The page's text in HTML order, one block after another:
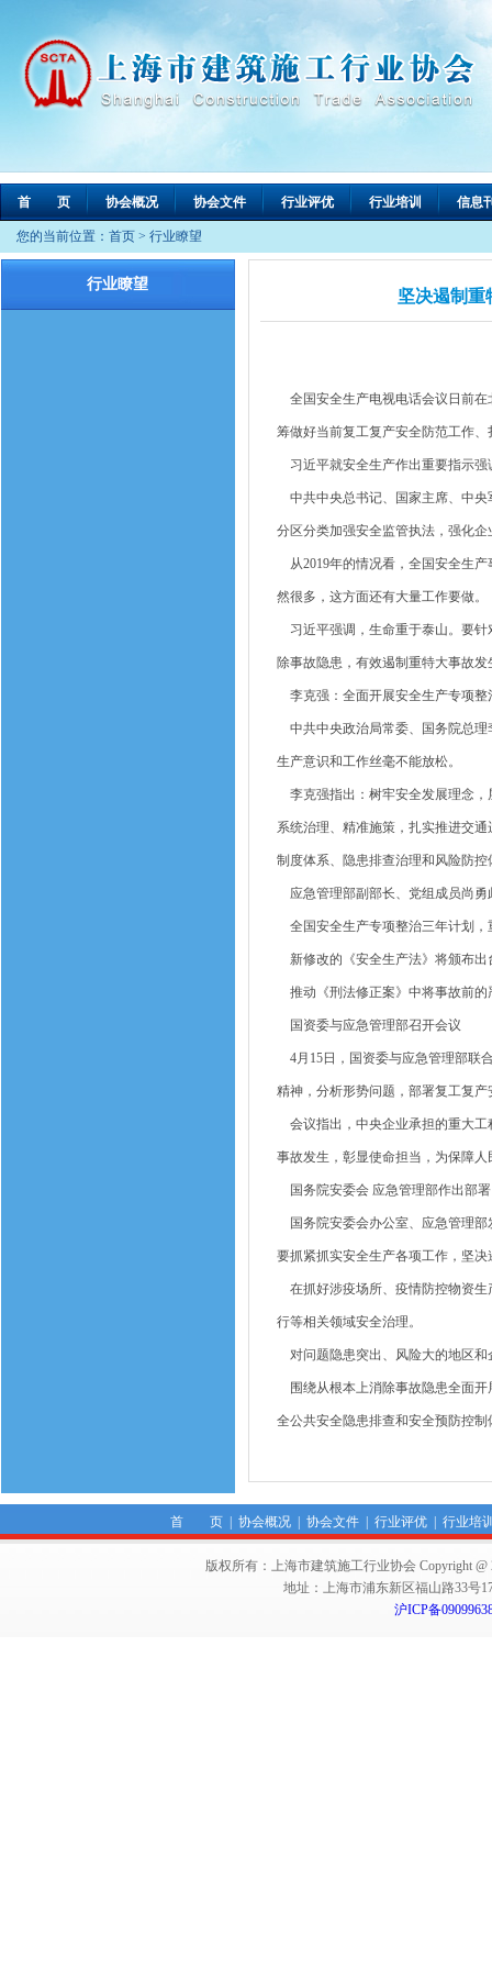
首 页 协会概况 协会文件 行业评优 行业培训 信息
您的当前位置： 首页 > 行业瞭望
行业瞭望
坚决遏制重
全国安全生产电视电话会议日前在
筹做好当前复工复产安全防范工作
习近平就安全生产作出重要指示强
中共中央总书记、国家主席、中央
分区分类加强安全监管执法，强化
从2019年的情况看，全国安全生产
然很多，这方面还有大量工作要做。
习近平强调，生命重于泰山。要针
除事故隐患，有效遏制重特大事故发
李克强：全面开展安全生产专项整
中共中央政治局常委、国务院总理
生产意识和工作丝毫不能放松。
李克强指出：树牢安全发展理念，
系统治理、精准施策，扎实推进交
制度体系、隐患排查治理和风险防
应急管理部副部长、党组成员尚勇
全国安全生产专项整治三年计划，
新修改的《安全生产法》将颁布出
推动《刑法修正案》中将事故前的
国资委与应急管理部召开会议
4月15日，国资委与应急管理部联
精神，分析形势问题，部署复工复
会议指出，中央企业承担的重大工
事故发生，彰显使命担当，为保障
国务院安委会 应急管理部作出部署
国务院安委会办公室、应急管理部
要抓紧抓实安全生产各项工作，坚
在抓好涉疫场所、疫情防控物资生
行等相关领域安全治理。
对问题隐患突出、风险大的地区和
围绕从根本上消除事故隐患全面开
全公共安全隐患排查和安全预防控制
首 页| 协会概况| 协会文件| 行业评优| 行业培
版权所有：上海市建筑施工行业协会 Copyright @
地址：上海市浦东新区福山路33号
沪ICP备